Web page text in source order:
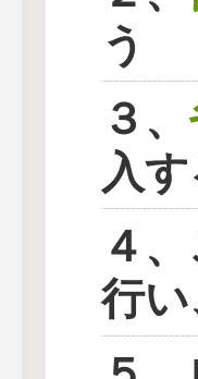
う
３、
入
４
行い